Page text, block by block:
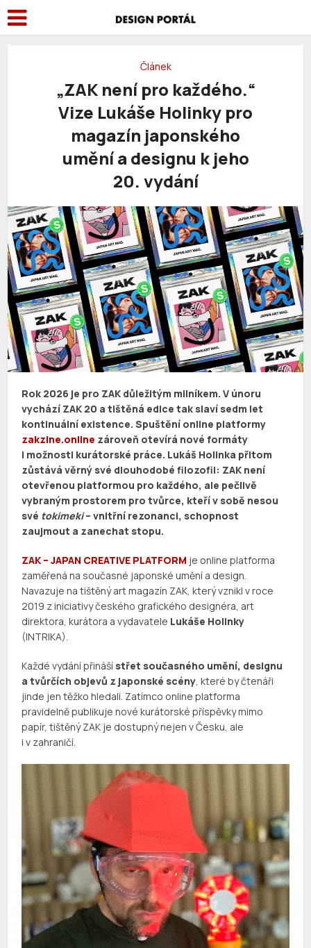
Článek
„ZAK není pro každého.“
Vize Lukáše Holinky pro
magazín japonského
umění a designu k jeho
20. vydání
Rok 2026 je pro ZAK důležitým milníkem. V únoru
vychází ZAK 20 a tištěná edice tak slaví sedm let
kontinuální existence. Spuštění online platformy
zakzine.online zároveň otevírá nové formáty
i možnosti kurátorské práce. Lukáš Holinka přitom
zůstává věrný své dlouhodobé filozofii: ZAK není
otevřenou platformou pro každého, ale pečlivě
vybraným prostorem pro tvůrce, kteří v sobě nesou
své tokimeki– vnitřní rezonanci, schopnost
zaujmout a zanechat stopu.
ZAK – JAPAN CREATIVE PLATFORM je online platforma
zaměřená na současné japonské umění a design.
Navazuje na tištěný art magazín ZAK, který vznikl v roce
2019 z iniciativy českého grafického designéra, art
direktora, kurátora a vydavatele Lukáše Holinky
(INTRIKA).
Každé vydání přináší střet současného umění, designu
a tvůrčích objevů z japonské scény, které by čtenáři
jinde jen těžko hledali. Zatímco online platforma
pravidelně publikuje nové kurátorské příspěvky mimo
papír, tištěný ZAK je dostupný nejen v Česku, ale
i v zahraničí.